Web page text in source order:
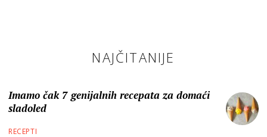
NAJČITANIJE
Imamo čak 7 genijalnih recepata za domaći
sladoled
RECEPTI